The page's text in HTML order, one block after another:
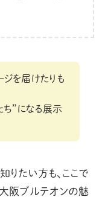
ジを届けたりも
”になる展示
りたい方も、ここで
大阪ブルテオンの魅